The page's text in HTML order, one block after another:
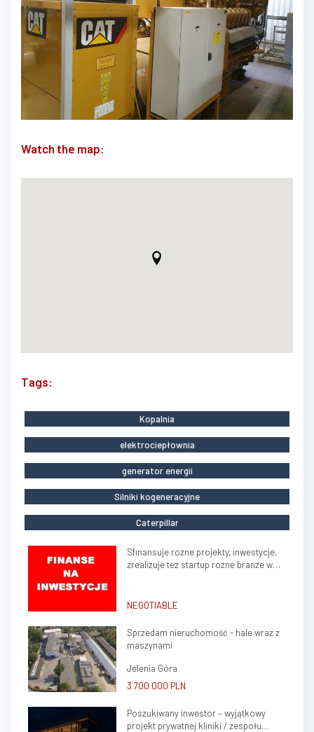
Watch the map:
Tags:
Kopalnia
elektrociepłownia
generator energii
Silniki kogeneracyjne
Caterpillar
Sfinansuje rozne projekty, inwestycje,
zrealizuje tez startup rozne branze w
NEGOTIABLE
Sprzedam nieruchomość - hale wraz z
maszynami
Jelenia Góra
3 700 000 PLN
Poszukiwany inwestor – wyjątkowy
projekt prywatnej kliniki / zespołu